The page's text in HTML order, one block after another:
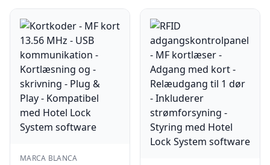
MARCA BLANCA